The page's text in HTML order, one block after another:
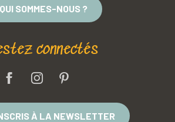
QUI SOMMES-NOUS ?
connectés
À LA NEWSLETTER